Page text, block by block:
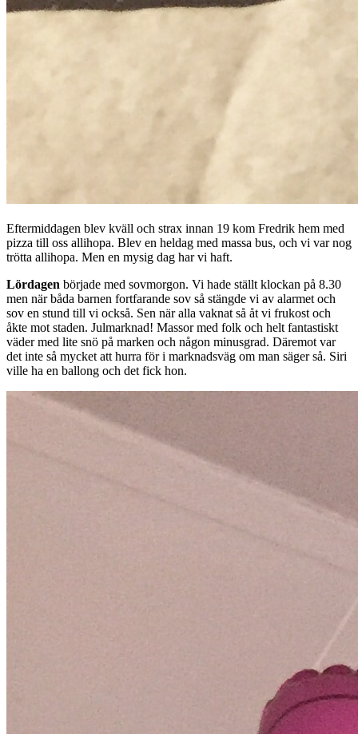
Eftermiddagen blev kväll och strax innan 19 kom Fredrik hem med
pizza till oss allihopa. Blev en heldag med massa bus, och vi var nog
trötta allihopa. Men en mysig dag har vi haft.
Lördagen började med sovmorgon. Vi hade ställt klockan på 8.30
men när båda barnen fortfarande sov så stängde vi av alarmet och
sov en stund till vi också. Sen när alla vaknat så åt vi frukost och
åkte mot staden. Julmarknad! Massor med folk och helt fantastiskt
väder med lite snö på marken och någon minusgrad. Däremot var
det inte så mycket att hurra för i marknadsväg om man säger så. Siri
ville ha en ballong och det fick hon.